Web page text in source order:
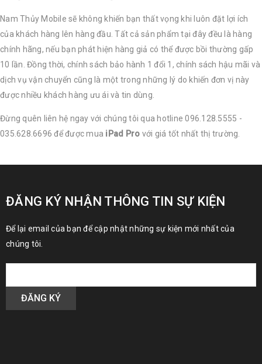
Nam Thủy Mobile sẽ không khiến bạn thất vọng khi luôn đặt lợi ích
của khách hàng lên hàng đầu. Tất cả sản phẩm tại đây đều là hàng
chính hãng, nếu bạn phát hiện hàng giả có thể được bồi thường gấp
10 lần. Đồng thời, chính sách bảo hành 1 đổi 1, chính sách hậu mãi và
dịch vụ vận chuyển cũng là một trong những lý do khiến đơn vị này
được nhiều khách hàng ưu ái và tin dùng.
Đừng quên liên hệ ngay với chúng tôi qua hotline 096.128.5555 -
035.628.6696 để được mua iPad Pro với giá tốt nhất thị trường.
ĐĂNG KÝ NHẬN THÔNG TIN SỰ KIỆN
Để lại email của bạn để cập nhật những sự kiện mới nhất của
chúng tôi.